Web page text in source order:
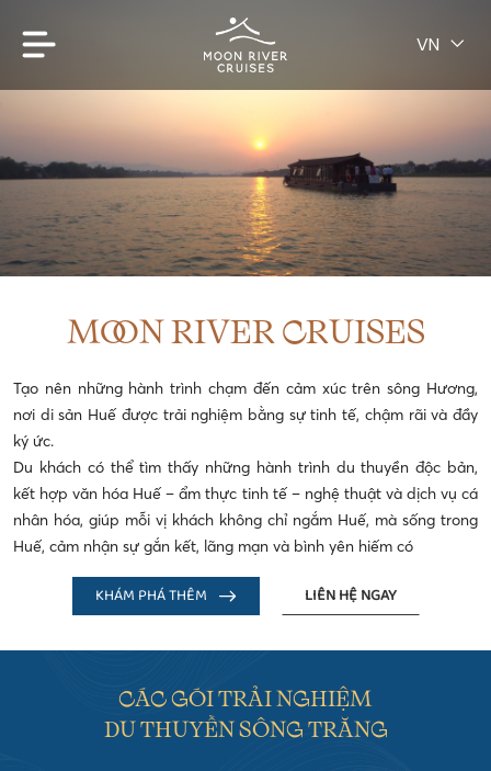
VN
MOON RIVER CRUISES
Tạo nên những hành trình chạm đến cảm xúc trên sông Hương,
nơi di sản Huế được trải nghiệm bằng sự tinh tế, chậm rãi và đầy
ký ức.
Du khách có thể tìm thấy những hành trình du thuyền độc bản,
kết hợp văn hóa Huế – ẩm thực tinh tế – nghệ thuật và dịch vụ cá
nhân hóa, giúp mỗi vị khách không chỉ ngắm Huế, mà sống trong
Huế, cảm nhận sự gắn kết, lãng mạn và bình yên hiếm có
KHÁM PHÁ THÊM LIÊN HỆ NGAY
CÁC GÓI TRẢI NGHIỆM
DU THUYỀN SÔNG TRĂNG
THƯỞNG TRÀ TRÊN SÔNG HƯƠNG
Hành trình thưởng ngoạn cảnh sắc nên thơ của xứ Huế
ĐÊM CỐ ĐÔ - ĂN TỐI & NGHE CA HUẾ